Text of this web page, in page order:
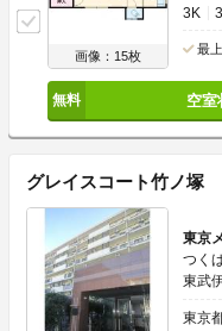
画像：15枚
3K
最
空室
グレイスコート竹ノ塚
東京
つく
東武
東京